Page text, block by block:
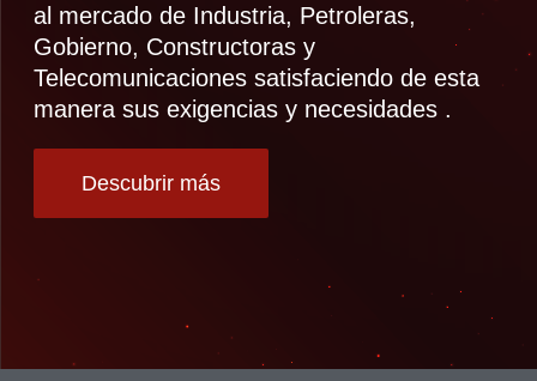
al mercado de Industria, Petroleras,
Gobierno, Constructoras y
Telecomunicaciones satisfaciendo de esta
manera sus exigencias y necesidades .
Descubrir más